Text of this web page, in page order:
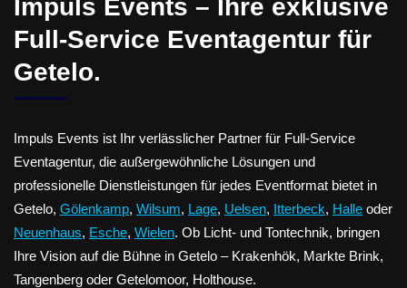
Impuls Events – Ihre exklusive
Full-Service Eventagentur für
Getelo.
Impuls Events ist Ihr verlässlicher Partner für Full-Service
Eventagentur, die außergewöhnliche Lösungen und
professionelle Dienstleistungen für jedes Eventformat bietet in
Getelo, Gölenkamp, Wilsum, Lage, Uelsen, Itterbeck, Halle oder
Neuenhaus, Esche, Wielen. Ob Licht- und Tontechnik, bringen
Ihre Vision auf die Bühne in Getelo – Krakenhök, Markte Brink,
Tangenberg oder Getelomoor, Holthouse.